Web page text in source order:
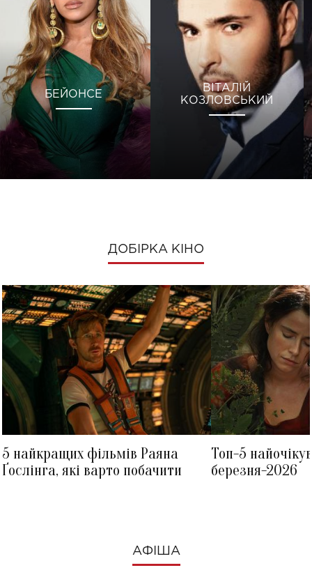
БЕЙОНСЕ
ВІТАЛІЙ
КОЗЛОВСЬКИЙ
ДОБІРКА КІНО
5 найкращих фільмів Раяна
Ґослінга, які варто побачити
Топ-5
березня-2026
АФІША